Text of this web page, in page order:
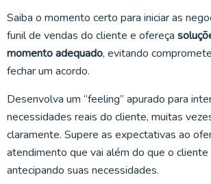
Saiba o momento certo para iniciar as
funil de vendas do cliente e ofereça
momento adequado, evitando
fechar um acordo.
Desenvolva um “feeling” apurado para
necessidades reais do cliente, muitas
claramente. Supere as expectativas ao
atendimento que vai além do que o cliente
antecipando suas necessidades.